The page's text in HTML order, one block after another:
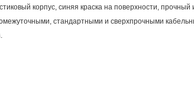
корпус, синяя краска на поверхности, прочный
стандартными и сверхпрочными